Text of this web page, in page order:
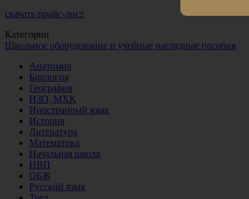
скачать прайс-лист
Категории
Школьное оборудование и учебные наглядные пособия
Анатомия
Биология
География
ИЗО, МХК
Иностранный язык
История
Литература
Математика
Начальная школа
НВП
ОБЖ
Русский язык